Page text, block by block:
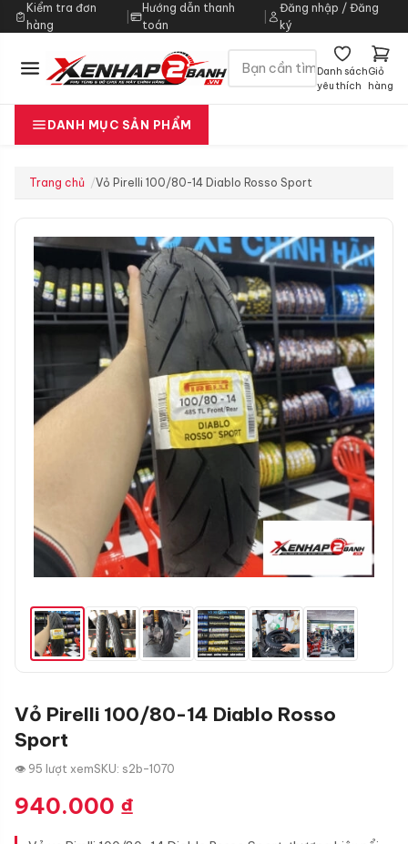
Kiểm tra đơn
hàng
|
Hướng dẫn thanh
toán
Đăng nhập / Đăng
ký
Danh sách
yêu thích
Giỏ
hàng
DANH MỤC SẢN PHẨM
Trang chủ Vỏ Pirelli 100/80-14 Diablo Rosso Sport
Vỏ Pirelli 100/80-14 Diablo Rosso
Sport
👁 95 lượt xemSKU: s2b-1070
940.000 ₫